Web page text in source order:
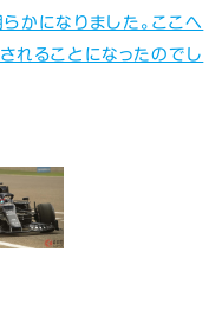
かになりました。ここへ
れることになったのでし